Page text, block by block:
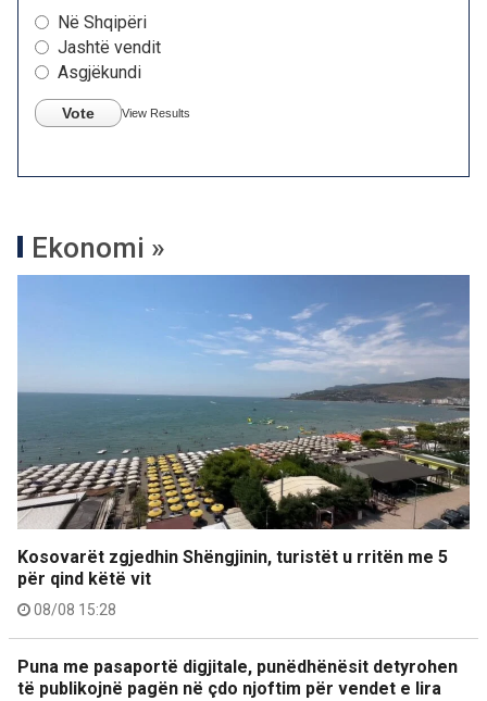
Në Shqipëri
Jashtë vendit
Asgjëkundi
Vote View Results
Ekonomi »
Kosovarët zgjedhin Shëngjinin, turistët u rritën me 5
për qind këtë vit
08/08 15:28
Puna me pasaportë digjitale, punëdhënësit detyrohen
të publikojnë pagën në çdo njoftim për vendet e lira